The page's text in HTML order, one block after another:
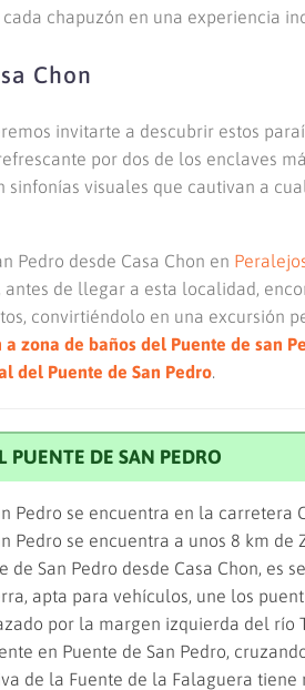
chapuzón en una experiencia
Chon
invitarte a descubrir estos
por dos de los enclaves
sinfonías visuales que cautivan a
Pedro desde Casa Chon en
antes de llegar a esta localidad,
convirtiéndolo en una excursión
a zona de baños del Puente de san
del Puente de San Pedro.
PUENTE DE SAN PEDRO
Pedro se encuentra en la carretera
Pedro se encuentra a unos 8 km de
de San Pedro desde Casa Chon,
apta para vehículos, une los
por la margen izquierda del río
en Puente de San Pedro,
de la Fuente de la Falaguera